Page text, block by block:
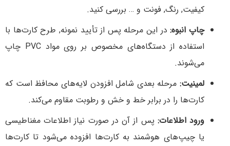
کیفیت, رنگ, فونت و … بررسی کنید.
چاپ انبوه: در این مرحله پس از تأیید نمونه, طرح کارت‌ها با
استفاده از دستگاه‌های مخصوص بر روی مواد PVC چاپ
می‌شوند.
لمینیت: مرحله بعدی شامل افزودن لایه‌های محافظ است که
کارت‌ها را در برابر خط و خش و رطوبت مقاوم می‌کند.
ورود اطلاعات: پس از آن در صورت نیاز اطلاعات مغناطیسی
یا چیپ‌های هوشمند به کارت‌ها افزوده می‌شود تا کارت‌ها